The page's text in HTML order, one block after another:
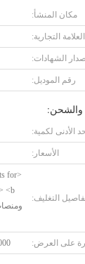
مكان المنشأ:
التجارية:
الشهادات:
رقم الموديل:
الأدنى لكمية:
الأسعار:
التغليف:
for
على العرض: 100000